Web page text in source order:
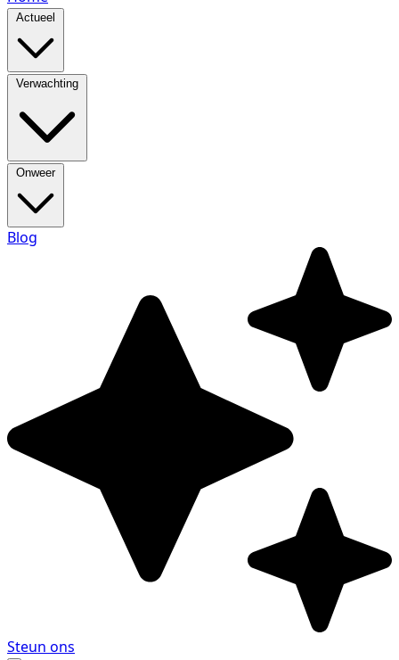
Actueel
Verwachting
Onweer
Blog
Steun ons